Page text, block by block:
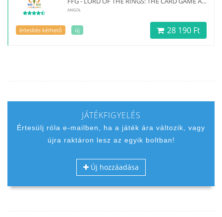
ANGOL
értesítés kérhető új 28 190 Ft
JÁTÉKFIGYELÉS
Értesülj róla e-mailben, ha a játék ára változik, vagy
újra raktáron lesz az egyik boltban!
Új hozzáadása